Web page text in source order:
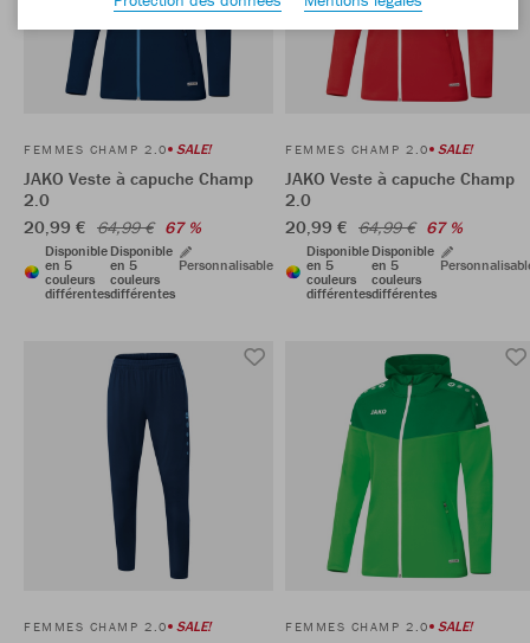
FEMMES CHAMP 2.0 SALE!
JAKO Veste à capuche Champ
2.0
20,99 € 64,99 € 67 %
Disponible
en 5
couleurs
différentes
Disponible
en 5
couleurs
différentes
Personnalisable
FEMMES CHAMP 2.0 SALE!
JAKO Veste à capuche Champ
2.0
20,99 € 64,99 € 67 %
Disponible
en 5
couleurs
différentes
Disponible
en 5
couleurs
différentes
FEMMES CHAMP 2.0 SALE! FEMMES CHAMP 2.0 SALE!